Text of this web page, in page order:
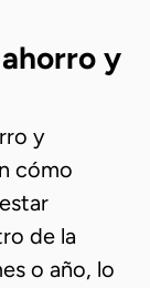
y
y
cómo
de la
o año, lo